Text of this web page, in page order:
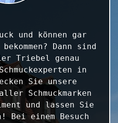
und können gar
Dann sind
Triebel genau
in
Sie unsere
Schmuckmarken
und lassen Sie
einem Besuch